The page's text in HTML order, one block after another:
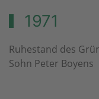
1971
Ruhestand des
Sohn Peter Boyens